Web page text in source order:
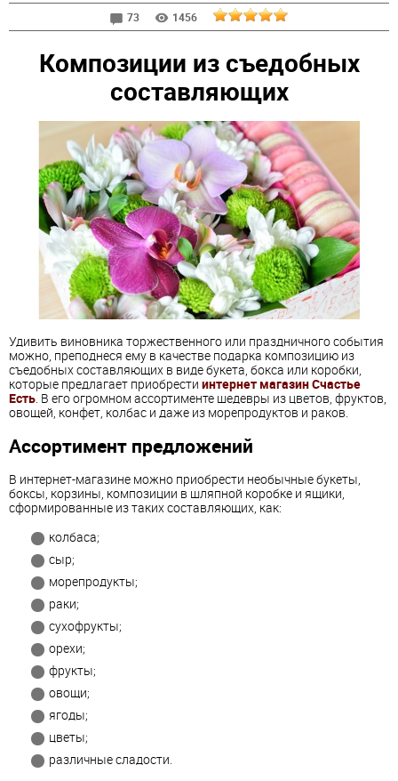
73
1456
Композиции из съедобных
составляющих
Удивить виновника торжественного или праздничного события
можно, преподнеся ему в качестве подарка композицию из
съедобных составляющих в виде букета, бокса или коробки,
которые предлагает приобрести интернет магазин Счастье
Есть. В его огромном ассортименте шедевры из цветов, фруктов,
овощей, конфет, колбас и даже из морепродуктов и раков.
Ассортимент предложений
В интернет-магазине можно приобрести необычные букеты,
боксы, корзины, композиции в шляпной коробке и ящики,
сформированные из таких составляющих, как:
колбаса;
сыр;
морепродукты;
раки;
сухофрукты;
орехи;
фрукты;
овощи;
ягоды;
цветы;
различные сладости.